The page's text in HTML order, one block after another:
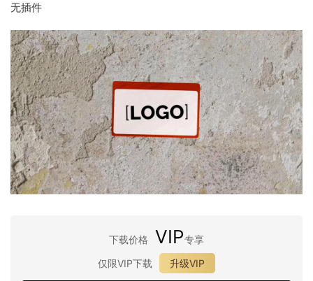
无插件
下载价格 VIP专享
仅限VIP下载
升级VIP